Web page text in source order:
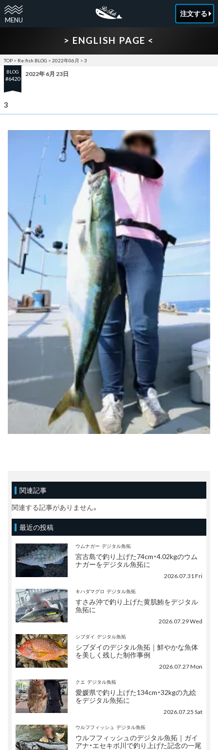
注文する
> ENGLISH PAGE <
TOP > Re:fish BLOG > 2022年06月 > 3
BLOG
#6420
2022年 6月 23日
3
関連記事
関連する記事がありません。
最近の投稿
ウムナガー デジタル魚拓
宮古島で釣り上げた74cm・4.02kgのウム
ナガーをデジタル魚拓に
2026.07.31 Fri
キハダマグロ デジタル魚拓
すさみ沖で釣り上げた黄肌鮪をデジタル
魚拓に
2026.07.29 Wed
シブダイ デジタル魚拓
シブダイのデジタル魚拓｜鮮やかな魚体
を美しく残した制作事例
2026.07.27 Mon
クエ デジタル魚拓
愛媛県で釣り上げた134cm・32kgの九絵
をデジタル魚拓に
2026.07.25 Sat
ウルフフィッシュ デジタル魚拓
ウルフフィッシュのデジタル魚拓｜ガイ
アナ・エセキボ川で釣り上げた記念の一尾